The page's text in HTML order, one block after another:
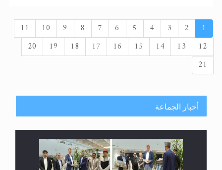
1
2
3
4
5
6
7
8
9
10
11
12
13
14
15
16
17
18
19
20
21
أخبار الجماعة